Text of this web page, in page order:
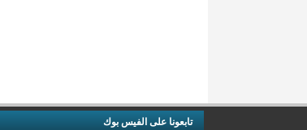
تابعونا على الفيس بوك